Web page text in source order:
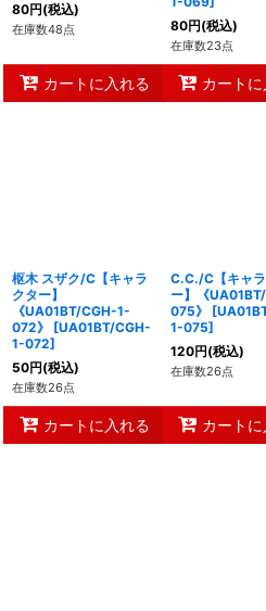
80円(税込)
在庫数48点
カートに入れる
80円(税込)
在庫数23点
カート
枢木 スザク/C【キャラ
クター】
《UA01BT/CGH-1-
072》
[UA01BT/CGH-
1-072]
50円(税込)
在庫数26点
カートに入れる
C.C./C【キャ
ー】《
075》
[
1-075]
120円(税込)
在庫数26点
カート